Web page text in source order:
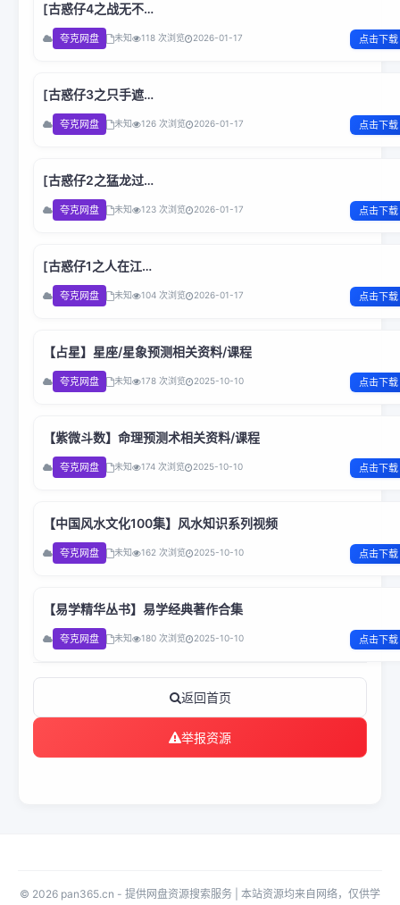
[古惑仔4之战无不
胜]Young.and.Dangerous.IV.1997.1080p.Netflix.WEB-
DL.H264.AC3.国粤双语.BOBO
夸克网盘 未知 118 次浏览 2026-01-17 点击下载
[古惑仔3之只手遮
天
国粤双语.BOBO
夸克网盘 未知 126 次浏览 2026-01-17 点击下载
[古惑仔2之猛龙过
江]Young.and.Dangerous.II.1996.1080p.Netflix.WEB-
DL.H264.AC3.国粤双语.BOBO
夸克网盘 未知 123 次浏览 2026-01-17 点击下载
[古惑仔1之人在江
湖]Young.and.Dangerous.I.1996.1080p.H264.AC3.国粤双
语.BOBO
夸克网盘 未知 104 次浏览 2026-01-17 点击下载
【占星】星座/星象预测相关资料/课程
夸克网盘 未知 178 次浏览 2025-10-10 点击下载
【紫微斗数】命理预测术相关资料/课程
夸克网盘 未知 174 次浏览 2025-10-10 点击下载
【中国风水文化100集】风水知识系列视频
夸克网盘 未知 162 次浏览 2025-10-10 点击下载
【易学精华丛书】易学经典著作合集
夸克网盘 未知 180 次浏览 2025-10-10 点击下载
返回首页
举报资源
© 2026 pan365.cn - 提供网盘资源搜索服务 | 本站资源均来自网络，仅供学